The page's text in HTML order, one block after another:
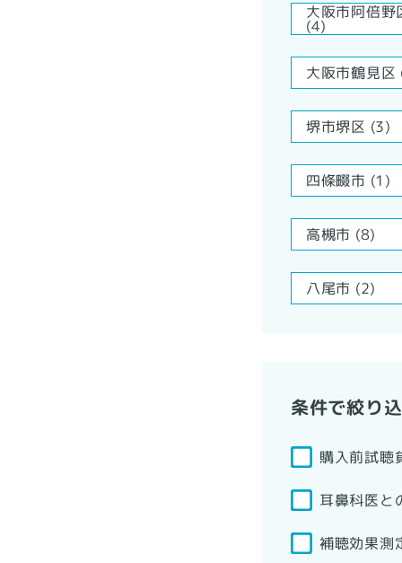
大阪市阿倍野
(4)
大阪市鶴見区
堺市堺区 (3)
四條畷市 (1)
高槻市 (8)
八尾市 (2)
条件で絞り
購入前試聴
耳鼻科医と
補聴効果測